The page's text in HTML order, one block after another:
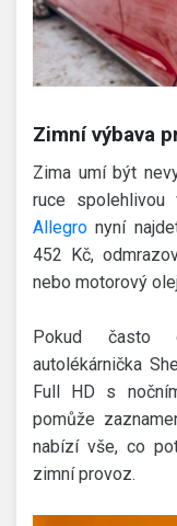
Zimní výbava
Zima umí být
ruce
Allegro nyní
452 Kč,
nebo motorový
Pokud často
autolékárnička
Full HD s
pomůže
nabízí vše, co
zimní provoz.